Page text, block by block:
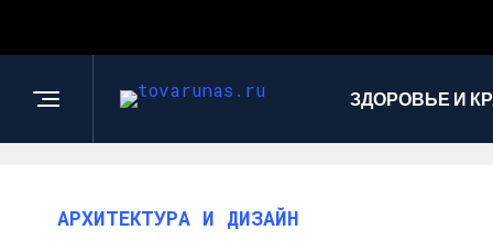
ЗДОРОВЬЕ И
АРХИТЕКТУРА И ДИЗАЙН